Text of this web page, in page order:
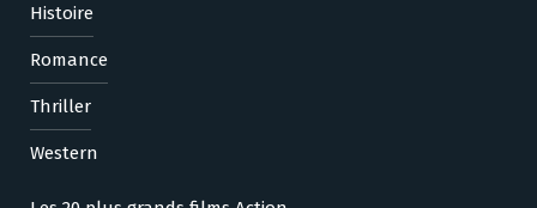
Histoire
Romance
Thriller
Western